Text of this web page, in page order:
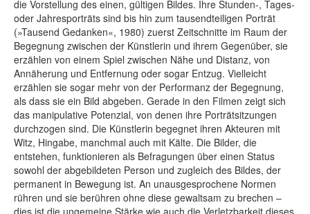
die Vorstellung des einen, gültigen Bildes. Ihre Stunden-, Tages-
oder Jahresporträts sind bis hin zum tausendteiligen Porträt
(»Tausend Gedanken«, 1980) zuerst Zeitschnitte im Raum der
Begegnung zwischen der Künstlerin und ihrem Gegenüber, sie
erzählen von einem Spiel zwischen Nähe und Distanz, von
Annäherung und Entfernung oder sogar Entzug. Vielleicht
erzählen sie sogar mehr von der Performanz der Begegnung,
als dass sie ein Bild abgeben. Gerade in den Filmen zeigt sich
das manipulative Potenzial, von denen ihre Porträtsitzungen
durchzogen sind. Die Künstlerin begegnet ihren Akteuren mit
Witz, Hingabe, manchmal auch mit Kälte. Die Bilder, die
entstehen, funktionieren als Befragungen über einen Status
sowohl der abgebildeten Person und zugleich des Bildes, der
permanent in Bewegung ist. An unausgesprochene Normen
rühren und sie berühren ohne diese gewaltsam zu brechen –